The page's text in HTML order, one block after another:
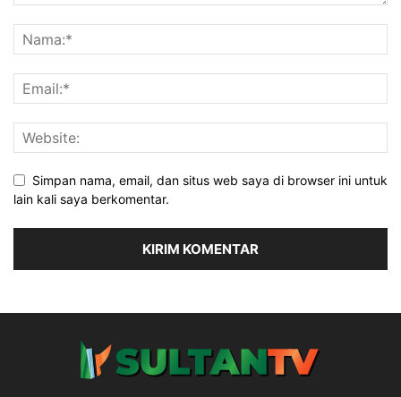
Simpan nama, email, dan situs web saya di browser ini untuk
lain kali saya berkomentar.